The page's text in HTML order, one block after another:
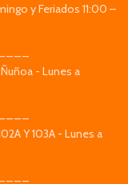
y Feriados 11:00 –
- Lunes a
Y 103A - Lunes a